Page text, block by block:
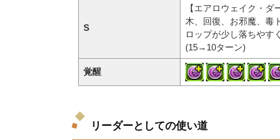
S
【エアロウェイク・ダ
木、回復、お邪魔、毒
ロップが少し落ちやす
(15→10ターン)
覚醒
リーダーとしての使い道